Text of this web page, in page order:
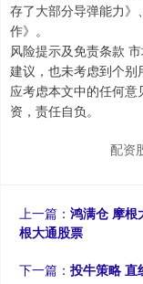
存了大部分导弹能力
作》。
风险提示及免责条款
建议，也未考虑到个
应考虑本文中的任何
资，责任自负。
配资
上一篇： 鸿满仓 摩根
根大通股票
下一篇： 投牛策略